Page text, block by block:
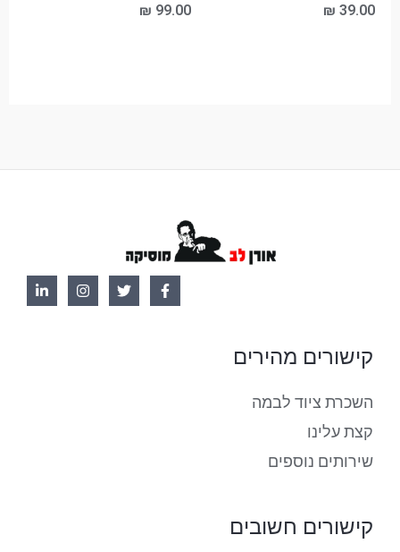
₪ 39.00
₪ 99.00
קישורים מהירים
השכרת ציוד לבמה
קצת עלינו
שירותים נוספים
קישורים חשובים